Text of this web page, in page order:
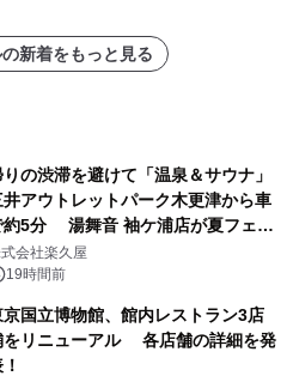
新着をもっと見る
りの渋滞を避けて「温泉＆サウナ」
井アウトレットパーク木更津から車
約5分 湯舞音 袖ケ浦店が夏フェア
ューを提供
会社楽久屋
19時間前
京国立博物館、館内レストラン3店
をリニューアル 各店舗の詳細を発